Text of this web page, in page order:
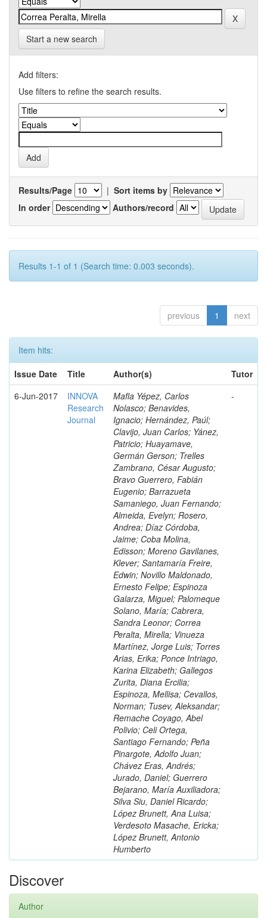
Start a new search
Add filters:
Use filters to refine the search results.
Results/Page | Sort items by
In order
Authors/record
Results 1-1 of 1 (Search time: 0.003 seconds).
previous 1 next
Item hits:
Issue Date
Title Author(s)
Tutor
6-Jun-2017
INNOVA
Research
Journal
Mafla Yépez, Carlos
Nolasco; Benavides,
Ignacio; Hernández, Paúl;
Clavijo, Juan Carlos; Yánez,
Patricio; Huayamave,
Germán Gerson; Trelles
Zambrano, César Augusto;
Bravo Guerrero, Fabián
Eugenio; Barrazueta
Samaniego, Juan Fernando;
Almeida, Evelyn; Rosero,
Andrea; Díaz Córdoba,
Jaime; Coba Molina,
Edisson; Moreno Gavilanes,
Klever; Santamaría Freire,
Edwin; Novillo Maldonado,
Ernesto Felipe; Espinoza
Galarza, Miguel; Palomeque
Solano, María; Cabrera,
Sandra Leonor; Correa
Peralta, Mirella; Vinueza
Martínez, Jorge Luis; Torres
Arias, Erika; Ponce Intriago,
Karina Elizabeth; Gallegos
Zurita, Diana Ercilia;
Espinoza, Mellisa; Cevallos,
Norman; Tusev, Aleksandar;
Remache Coyago, Abel
Polivio; Celi Ortega,
Santiago Fernando; Peña
Pinargote, Adolfo Juan;
Chávez Eras, Andrés;
Jurado, Daniel; Guerrero
Bejarano, María Auxiliadora;
Silva Siu, Daniel Ricardo;
López Brunett, Ana Luisa;
Verdesoto Masache, Ericka;
López Brunett, Antonio
Humberto
-
Discover
Author